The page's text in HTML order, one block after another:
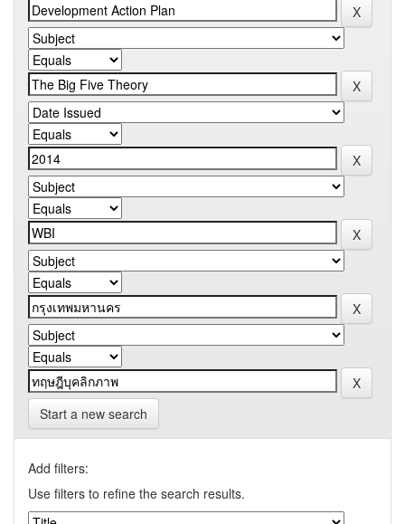
Start a new search
Add filters:
Use filters to refine the search results.